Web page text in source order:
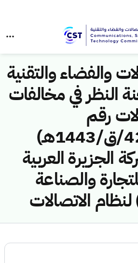
والفضاء والتقنية
النظر في مخالفات
رقم
(42748557/ق/1443هـ)
الجزيرة العربية
والصناعة
الاتصالات